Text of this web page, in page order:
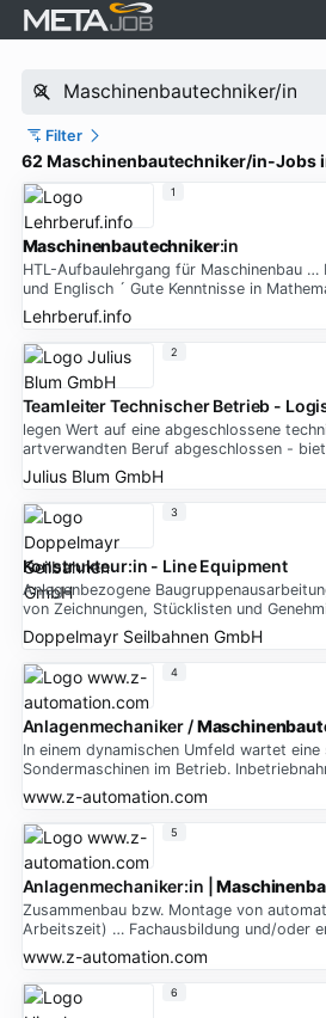
Filter
62 Maschinenbautechniker/in-Jobs
Maschinenbautechniker:in
HTL-Aufbaulehrgang für Maschinenbau
und Englisch ´ Gute Kenntnisse in
Lehrberuf.info
1
Teamleiter Technischer Betrieb -
legen Wert auf eine abgeschlossene
artverwandten Beruf abgeschlossen -
Julius Blum GmbH
2
Konstrukteur:in - Line Equipment
Anlagenbezogene
von Zeichnungen, Stücklisten und
Doppelmayr Seilbahnen GmbH
3
Anlagenmechaniker /
In einem dynamischen Umfeld wartet
Sondermaschinen im Betrieb.
www.z-automation.com
4
Anlagenmechaniker:in |
Zusammenbau bzw. Montage von
Arbeitszeit) … Fachausbildung und/oder
www.z-automation.com
5
6